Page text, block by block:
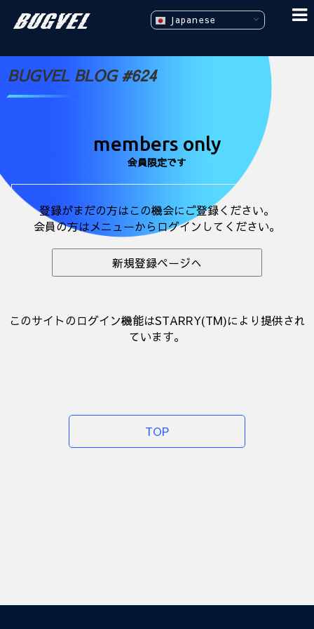
BUGVEL BLOG #624
members only
会員限定です
登録がまだの方はこの機会にご登録ください。
会員の方はメニューからログインしてください。
新規登録ページへ
このサイトのログイン機能はSTARRY(TM)により提供され
ています。
TOP
Japanese